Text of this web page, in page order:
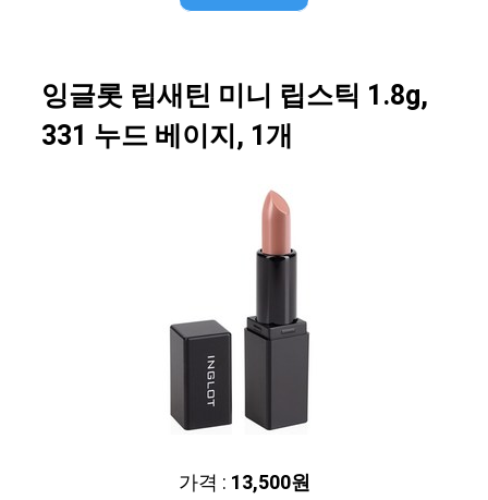
잉글롯 립새틴 미니 립스틱 1.8g,
331 누드 베이지, 1개
가격 : 13,500원